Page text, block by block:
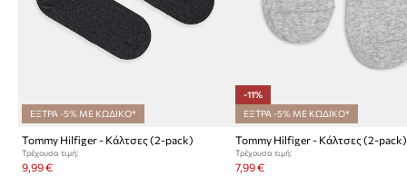
ΕΞΤΡΑ -5% ΜΕ ΚΩΔΙΚΟ*
Tommy Hilfiger - Κάλτσες (2-pack)
Τρέχουσα τιμή:
9,99 €
-11%
ΕΞΤΡΑ -5% ΜΕ ΚΩΔΙΚΟ*
Tommy Hilfiger - Κάλτσες (2-pack)
Τρέχουσα τιμή:
7,99 €